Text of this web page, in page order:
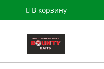
В корзину